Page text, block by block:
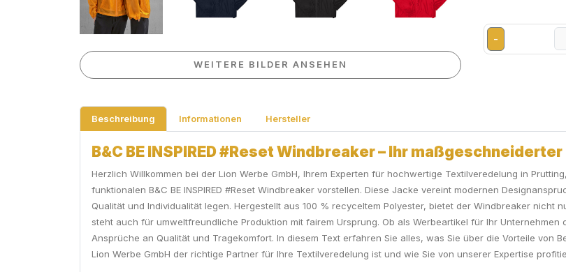
WEITERE BILDER ANSEHEN
-
Beschreibung Informationen Hersteller
B&C BE INSPIRED #Reset Windbreaker – Ihr
Herzlich Willkommen bei der Lion Werbe GmbH, Ihrem Experten für hochwertige Textilveredelung in
funktionalen B&C BE INSPIRED #Reset Windbreaker vorstellen. Diese Jacke vereint modernen
Qualität und Individualität legen. Hergestellt aus 100 % recyceltem Polyester, bietet der Windbreaker nicht
steht auch für umweltfreundliche Produktion mit fairem Ursprung. Ob als Werbeartikel für Ihr
Ansprüche an Qualität und Tragekomfort. In diesem Text erfahren Sie alles, was Sie über die Vorteile von
Lion Werbe GmbH der richtige Partner für Ihre Textilveredelung ist und wie Sie von unserer Expertise